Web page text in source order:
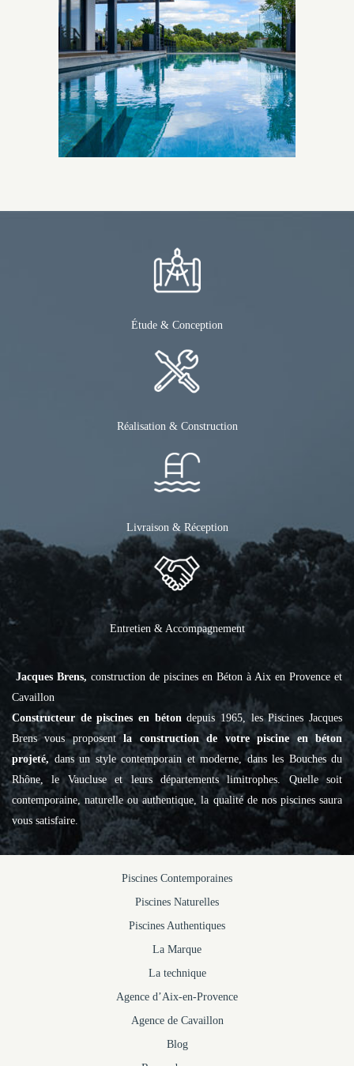
Étude & Conception
Réalisation & Construction
Livraison & Réception
Entretien & Accompagnement
Jacques Brens, construction de piscines en Béton à Aix en Provence et
Cavaillon
Constructeur de piscines en bétondepuis 1965, les Piscines Jacques
Brens vous proposentla construction de votre piscine en béton
projeté, dans un style contemporain et moderne, dans les Bouches du
Rhône, le Vaucluse et leurs départements limitrophes. Quelle soit
contemporaine, naturelle ou authentique, la qualité de nos piscines saura
vous satisfaire.
Piscines Contemporaines
Piscines Naturelles
Piscines Authentiques
La Marque
La technique
Agence d’Aix-en-Provence
Agence de Cavaillon
Blog